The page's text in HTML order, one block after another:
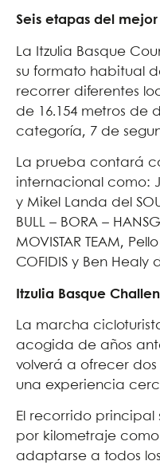
Seis etapas del
La Itzulia Basque
su formato habitual
recorrer diferentes
de 16.154 metros de
categoría, 7 de
La prueba contará
internacional como:
y Mikel Landa del
BULL – BORA –
MOVISTAR TEAM,
COFIDIS y Ben Healy
Itzulia Basque
La marcha
acogida de años
volverá a ofrecer
una experiencia
El recorrido
por kilometraje
adaptarse a todos